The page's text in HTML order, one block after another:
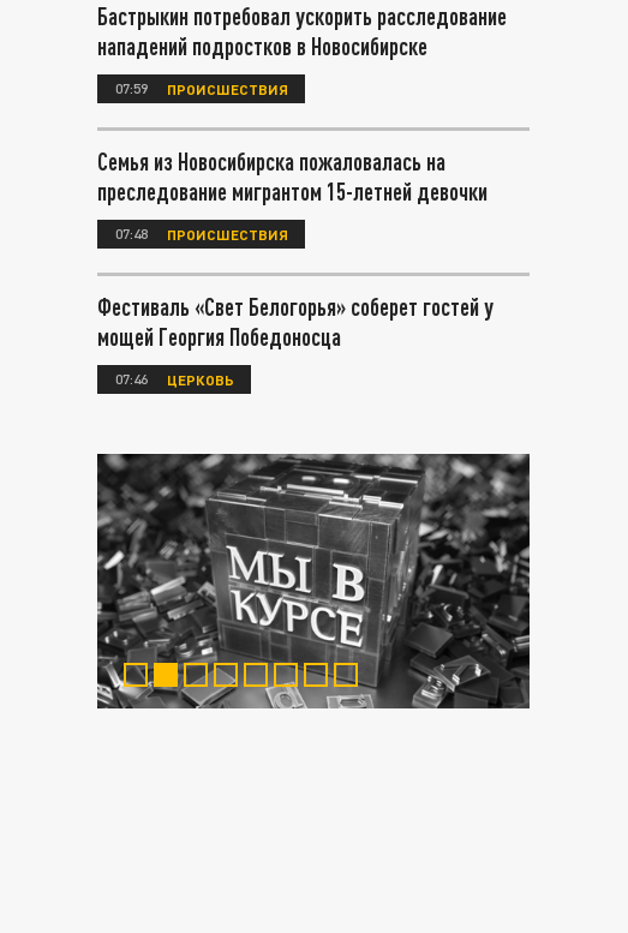
Бастрыкин потребовал ускорить расследование
нападений подростков в Новосибирске
07:59 ПРОИСШЕСТВИЯ
Семья из Новосибирска пожаловалась на
преследование мигрантом 15-летней девочки
07:48 ПРОИСШЕСТВИЯ
Фестиваль «Свет Белогорья» соберет гостей у
мощей Георгия Победоносца
07:46 ЦЕРКОВЬ